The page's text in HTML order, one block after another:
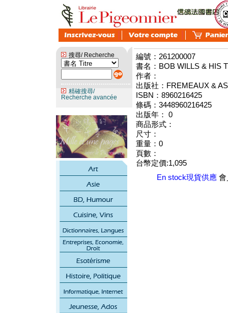
搜尋/ Recherche
精確搜尋/
Recherche avancée
編號：261200007
書名：BOB WILLS & HIS
作者：
出版社：FREMEAUX &
ISBN：8960216425
條碼：3448960216425
出版年： 0
商品形式：
尺寸：
重量：0
頁數：
台幣定價:1,095
En stock現貨供應 會